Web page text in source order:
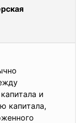
и
капитала,